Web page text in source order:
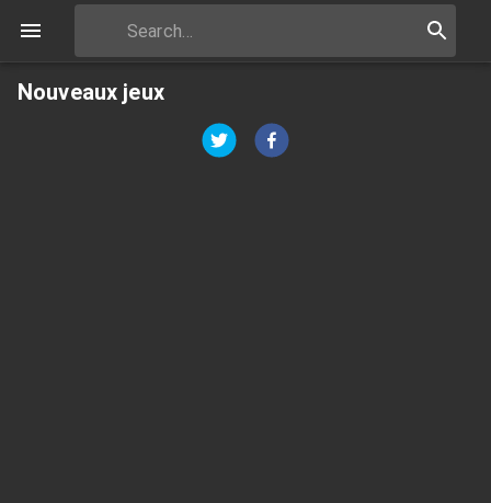
Nouveaux jeux